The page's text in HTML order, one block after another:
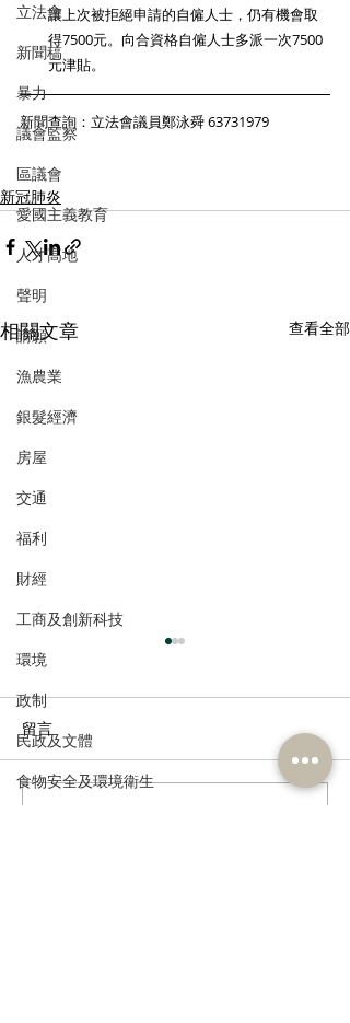
立法會
新聞稿
暴力
議會監察
區議會
愛國主義教育
人才高地
聲明
請願
漁農業
銀髮經濟
房屋
交通
福利
財經
工商及創新科技
環境
政制
民政及文體
食物安全及環境衛生
讓上次被拒絕申請的自僱人士，仍有機會取
得7500元。向合資格自僱人士多派一次7500
元津貼。
新聞查詢：立法會議員鄭泳舜 63731979
新冠肺炎
相關文章 查看全部
留言